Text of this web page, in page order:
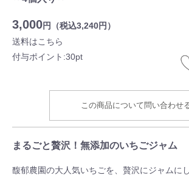
3,000円（税込3,240円）
送料はこちら
付与ポイント:30pt
この商品について問い合わせ
まるごと贅沢！無添加のいちごジャム
馥郁農園の大人気いちごを、贅沢にジャムにし